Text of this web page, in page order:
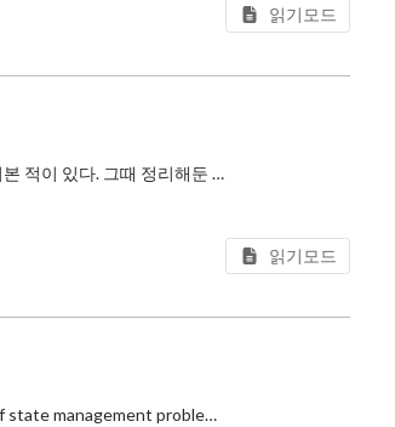
읽기모드
몇 달 전 포스팅에서 필자는 자산 관리를 일종의 상태 관리 문제로 풀어본 적이 있다. 그때 정리해둔 상태를 좀 더 잘 관리해보고 싶어서 도구를 다시 만들기 시작했는데, 그 과정에서 따라온 인터페이스 설계 관련 고민들을 한 번 풀어
읽기모드
In a previous post, I treated personal asset management as a kind of state management problem. Recently I wanted to manage that